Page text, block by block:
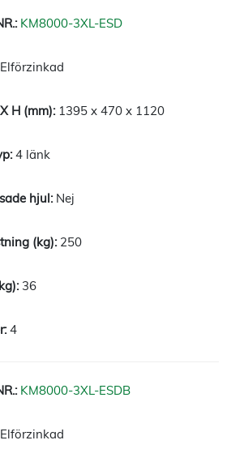
KM8000-3XL-ESD
Elförzinkad
1395 x 470 x 1120
4 länk
Nej
250
36
4
KM8000-3XL-ESDB
Elförzinkad